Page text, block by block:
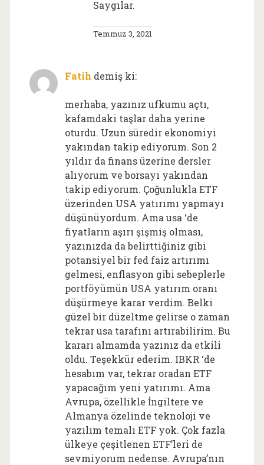
Saygılar.
Temmuz 3, 2021
Fatih demiş ki:
merhaba, yazınız ufkumu açtı,
kafamdaki taşlar daha yerine
oturdu. Uzun süredir ekonomiyi
yakından takip ediyorum. Son 2
yıldır da finans üzerine dersler
alıyorum ve borsayı yakından
takip ediyorum. Çoğunlukla ETF
üzerinden USA yatırımı yapmayı
düşünüyordum. Ama usa ‘de
fiyatların aşırı şişmiş olması,
yazınızda da belirttiğiniz gibi
potansiyel bir fed faiz artırımı
gelmesi, enflasyon gibi sebeplerle
portföyümün USA yatırım oranı
düşürmeye karar verdim. Belki
güzel bir düzeltme gelirse o zaman
tekrar usa tarafını artırabilirim. Bu
kararı almamda yazınız da etkili
oldu. Teşekkür ederim. IBKR ‘de
hesabım var, tekrar oradan ETF
yapacağım yeni yatırımı. Ama
Avrupa, özellikle İngiltere ve
Almanya özelinde teknoloji ve
yazılım temalı ETF yok. Çok fazla
ülkeye çeşitlenen ETF’leri de
sevmiyorum nedense. Avrupa’nın